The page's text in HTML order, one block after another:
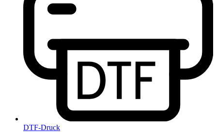
DTF-Druck